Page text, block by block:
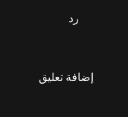
رد
إضافة تعليق